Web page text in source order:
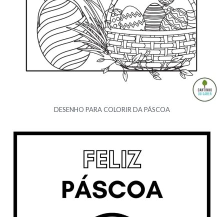
DESENHO PARA COLORIR DA PÁSCOA